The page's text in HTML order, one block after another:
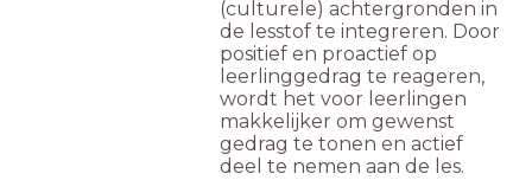
(culturele) achtergronden in
de lesstof te integreren. Door
positief en proactief op
leerlinggedrag te reageren,
wordt het voor leerlingen
makkelijker om gewenst
gedrag te tonen en actief
deel te nemen aan de les.